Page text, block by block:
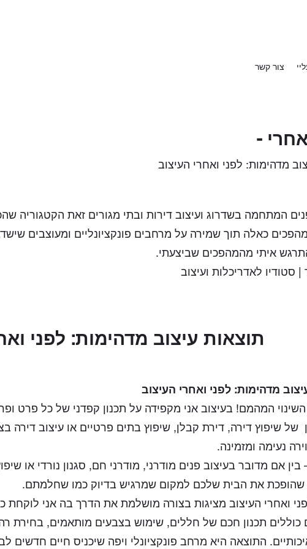
צור קשר
-
מדהימות: לפני ואחרי העיצוב
המתחמה בשדרוג ועיצוב דירות ובתי מגורים זאת הקטגוריה
כאלה תוך שמירה על מרחבים פונקציונליים ומעוצבים
איתי מהמהפכים שביצעתי.
| סטודיו לאדריכלות ועיצוב
תוצאות עיצוב מדהימות: לפני
מדהימות: לפני ואחרי העיצוב
המהמם! בעיצוב אני מקפידה על תכנון קפדני של כל פרט
של שיפוץ דירה, דירת קבלן, שיפוץ בתים פרטיים או עיצוב
נעימה ומזמינה.
בין אם מדובר בעיצוב פנים מודרני, מודרני חם, סגנון נורדי או
את הבית שלכם למקום שמרגיש בדיוק כמו שחלמתם.
ואחרי העיצוב מציגות בצורה מושלמת את הדרך בה אני לוקחת
כוללים תכנון חכם של חללים, שימוש בצבעים מותאמים, בחירת
התוצאה היא מרחב פונקציונלי ויפה שיכניס חיים חדשים